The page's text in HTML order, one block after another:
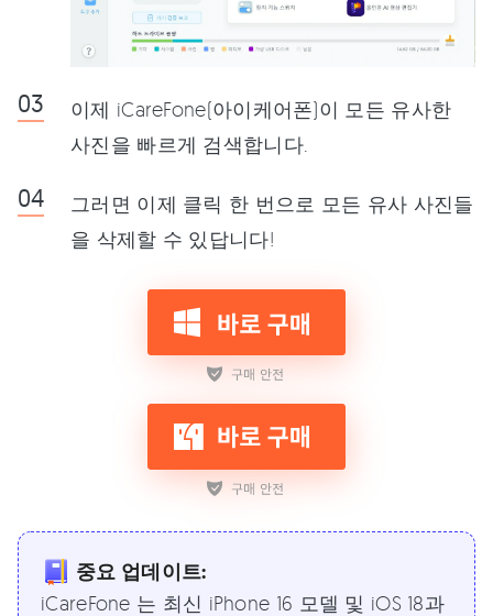
이제 iCareFone(아이케어폰)이 모든 유사한
사진을 빠르게 검색합니다.
그러면 이제 클릭 한 번으로 모든 유사 사진들
을 삭제할 수 있답니다!
중요 업데이트:
iCareFone 는 최신 iPhone 16 모델 및 iOS 18과